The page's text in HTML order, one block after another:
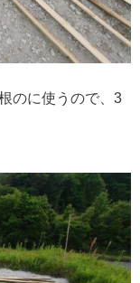
のに使うので、3